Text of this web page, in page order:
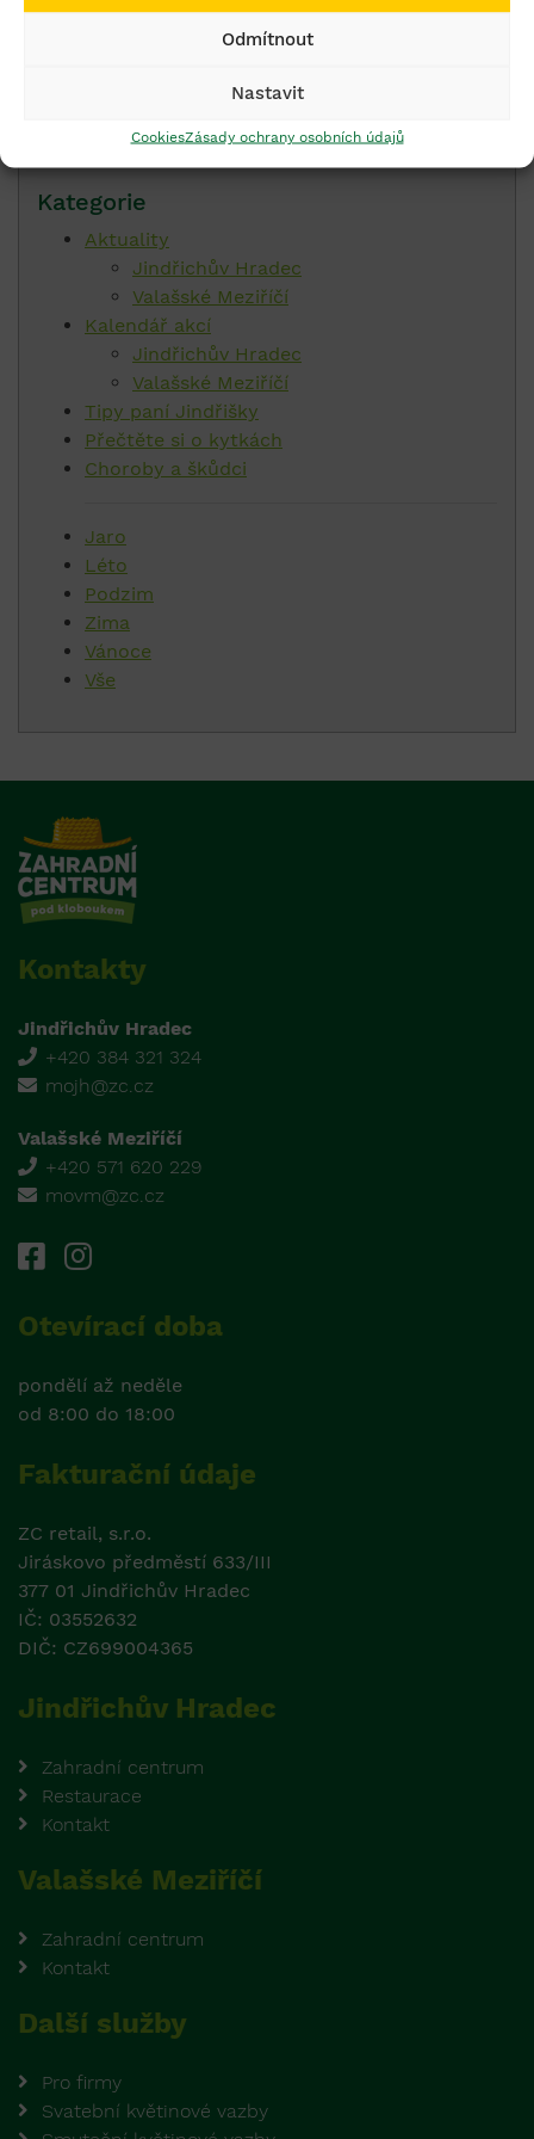
Odmítnout
Nastavit
CookiesZásady ochrany osobních údajů
Kategorie
Aktuality
Jindřichův Hradec
Valašské Meziříčí
Kalendář akcí
Jindřichův Hradec
Valašské Meziříčí
Tipy paní Jindřišky
Přečtěte si o kytkách
Choroby a škůdci
Jaro
Léto
Podzim
Zima
Vánoce
Vše
Kontakty
Jindřichův Hradec
+420 384 321 324
mojh@zc.cz
Valašské Meziříčí
+420 571 620 229
movm@zc.cz
Otevírací doba
pondělí až neděle
od 8:00 do 18:00
Fakturační údaje
ZC retail, s.r.o.
Jiráskovo předměstí 633/III
377 01 Jindřichův Hradec
IČ: 03552632
DIČ: CZ699004365
Jindřichův Hradec
Zahradní centrum
Restaurace
Kontakt
Valašské Meziříčí
Zahradní centrum
Kontakt
Další služby
Pro firmy
Svatební květinové vazby